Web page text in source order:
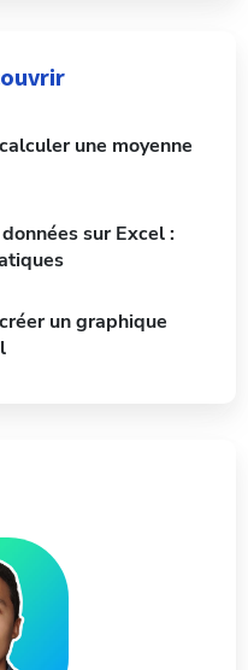
une moyenne
sur Excel :
un graphique